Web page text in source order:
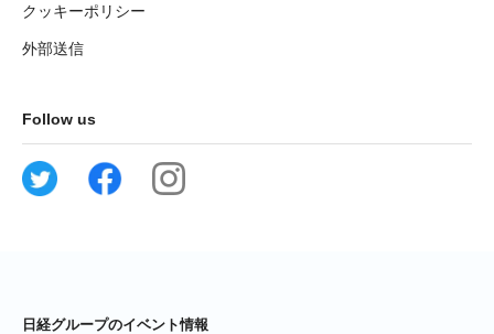
クッキーポリシー
外部送信
Follow us
日経グループのイベント情報